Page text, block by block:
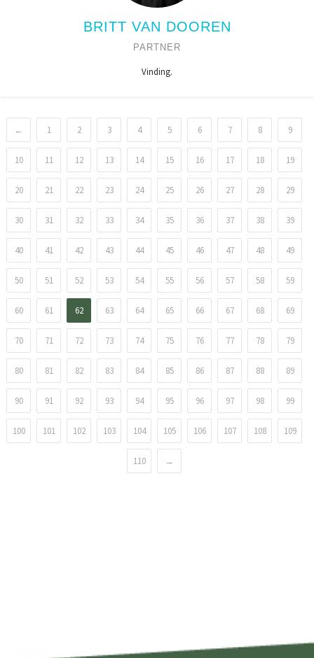
BRITT VAN DOOREN
PARTNER
Vinding.
← 1 2 3 4 5 6 7 8 9
10 11 12 13 14 15 16 17 18 19
20 21 22 23 24 25 26 27 28 29
30 31 32 33 34 35 36 37 38 39
40 41 42 43 44 45 46 47 48 49
50 51 52 53 54 55 56 57 58 59
60 61 62 63 64 65 66 67 68 69
70 71 72 73 74 75 76 77 78 79
80 81 82 83 84 85 86 87 88 89
90 91 92 93 94 95 96 97 98 99
100 101 102 103 104 105 106 107 108 109
110 →